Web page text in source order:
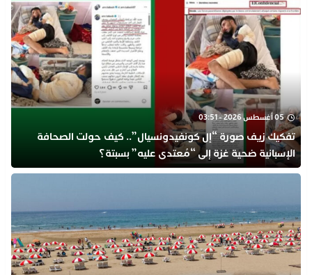
05 أغسطس 2026 - 03:51
تفكيك زيف صورة “إل كونفيدونسيال”.. كيف حولت الصحافة
الإسبانية ضحية غزة إلى “مُعتدى عليه” بسبتة؟